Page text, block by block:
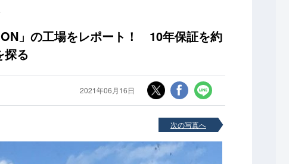
」の工場をレポート！ 10年保証を約
探る
2021年06月16日
次の写真へ